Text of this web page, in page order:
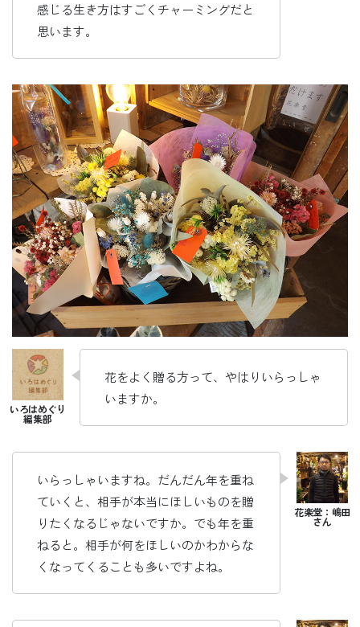
感じる生き方はすごくチャーミングだと
思います。
花をよく贈る方って、やはりいらっしゃ
いますか。
いらっしゃいますね。だんだん年を重ね
ていくと、相手が本当にほしいものを贈
りたくなるじゃないですか。でも年を重
ねると。相手が何をほしいのかわからな
くなってくることも多いですよね。